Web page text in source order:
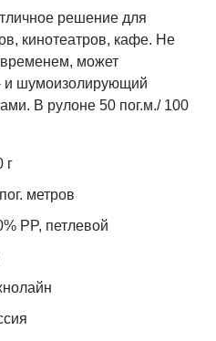
решение для
кинотеатров, кафе. Не
временем, может
и шумоизолирующий
В рулоне 50 пог.м./ 100
г
метров
PP, петлевой